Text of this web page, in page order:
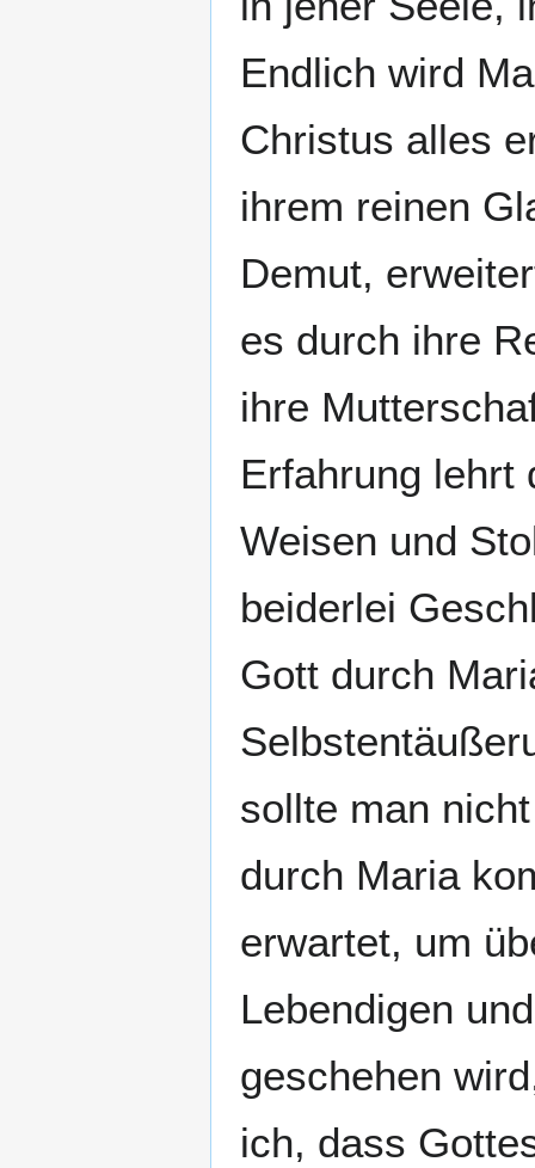
Endlich wird
Christus alles
ihrem reinen
Demut,
es durch ihre
ihre
Erfahrung lehrt
Weisen und
beiderlei
Gott durch
sollte man
durch Maria
erwartet, um
Lebendigen
geschehen
ich, dass